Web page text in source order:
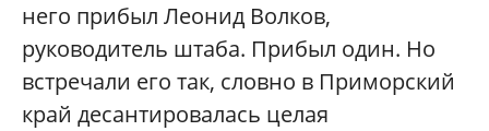
него прибыл Леонид Волков,
руководитель штаба. Прибыл один. Но
встречали его так, словно в Приморский
край десантировалась целая